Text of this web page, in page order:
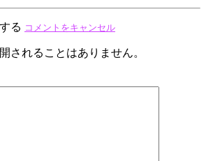
る コメントをキャンセル
されることはありません。